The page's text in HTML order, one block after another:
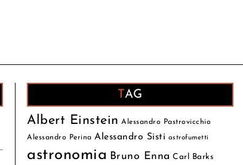
TAG
Albert Einstein Alessandro Pastrovicchio
Alessandro Perina Alessandro Sisti astrofumetti
astronomia Bruno Enna Carl Barks